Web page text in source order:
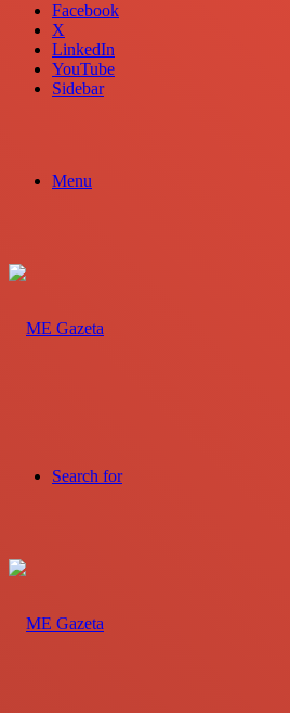
Facebook
X
LinkedIn
YouTube
Sidebar
Menu
Search for